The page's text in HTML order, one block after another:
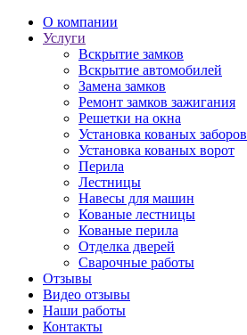
О компании
Услуги
Вскрытие замков
Вскрытие автомобилей
Замена замков
Ремонт замков зажигания
Решетки на окна
Установка кованых заборов
Установка кованых ворот
Перила
Лестницы
Навесы для машин
Кованые лестницы
Кованые перила
Отделка дверей
Сварочные работы
Отзывы
Видео отзывы
Наши работы
Контакты